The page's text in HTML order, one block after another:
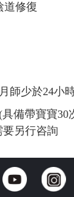
道修復
師少於24小
備帶寶寶30
另行咨詢